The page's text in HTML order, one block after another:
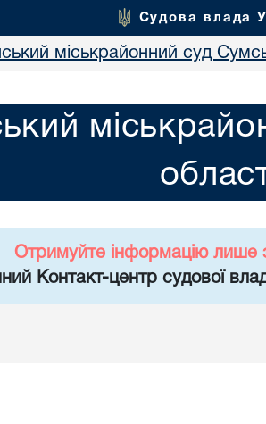
Судова влада
міськрайонний суд
Отримуйте інформацію лише
Контакт-центр судової